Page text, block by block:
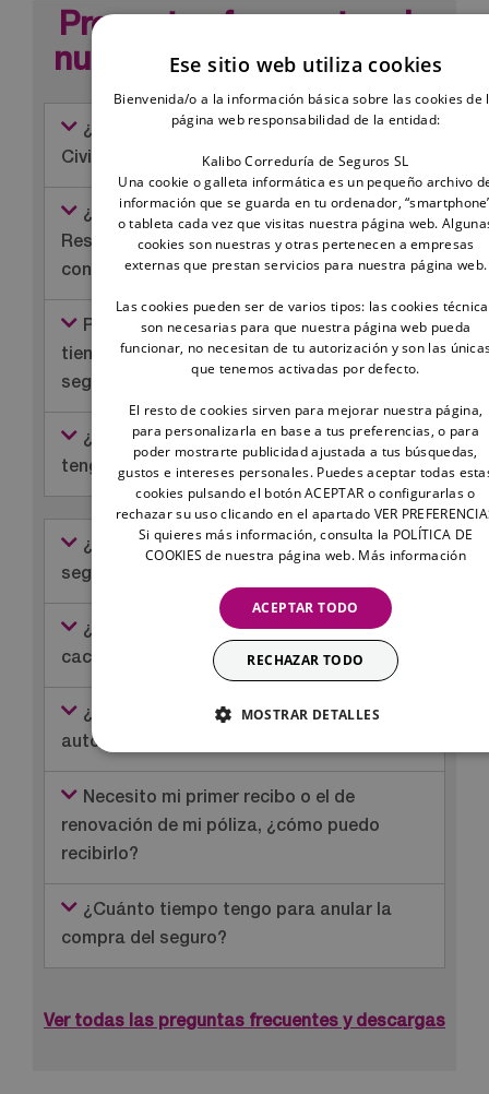
Preguntas frecuentes de
nuestros seguros caninos
¿Todos los seguros de Responsabilidad
Civil para perros son iguales?
¿Es obligatorio un seguro de
Responsabilidad Civil si mi perro es de raza
considerada PPP?
Para que se cubra el siniestro, ¿el perro
tiene que ser paseado por el titular del
seguro?
¿Cómo notificaré los siniestros que
tenga con mi perro?
¿Qué razas puedo asegurar en este
seguro de ppp de Kalibo?
¿Hay algún seguro especial para
cachorros?
¿Mi póliza se renovará
automáticamente?
Necesito mi primer recibo o el de
renovación de mi póliza, ¿cómo puedo
recibirlo?
¿Cuánto tiempo tengo para anular la
compra del seguro?
Ver todas las preguntas frecuentes y descargas
Ese sitio web utiliza cookies
Bienvenida/o a la información básica sobre las cookies de
página web responsabilidad de la entidad:
Kalibo Correduría de Seguros SL
Una cookie o galleta informática es un pequeño archivo
información que se guarda en tu ordenador,
o tableta cada vez que visitas nuestra página web.
cookies son nuestras y otras pertenecen a empresas
externas que prestan servicios para nuestra página web.
Las cookies pueden ser de varios tipos: las cookies
son necesarias para que nuestra página web pueda
funcionar, no necesitan de tu autorización y son las
que tenemos activadas por defecto.
El resto de cookies sirven para mejorar nuestra página,
para personalizarla en base a tus preferencias, o para
poder mostrarte publicidad ajustada a tus búsquedas,
gustos e intereses personales. Puedes aceptar todas
cookies pulsando el botón ACEPTAR o configurarlas o
rechazar su uso clicando en el apartado VER
Si quieres más información, consulta la POLÍTICA DE
COOKIES de nuestra página web. Más información
ACEPTAR TODO
RECHAZAR TODO
MOSTRAR DETALLES